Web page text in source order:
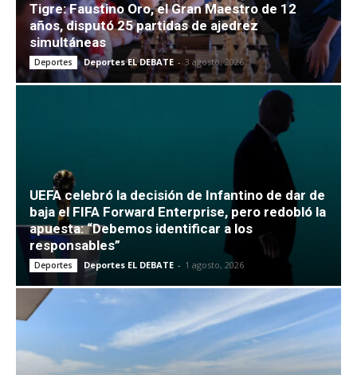
Tigre: Faustino Oro, el Gran Maestro de 12
años, disputó 25 partidas de ajedrez
simultáneas
Deportes Deportes EL DEBATE - 3 agosto, 2026
UEFA celebró la decisión de Infantino de dar de
baja el FIFA Forward Enterprise, pero redobló la
apuesta: “Debemos identificar a los
responsables”
Deportes Deportes EL DEBATE - 1 agosto, 2026